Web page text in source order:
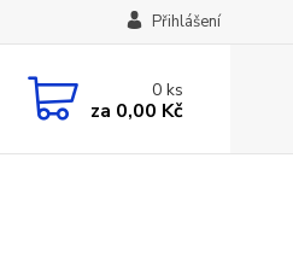
Přihlášení
0ks
za 0,00 Kč